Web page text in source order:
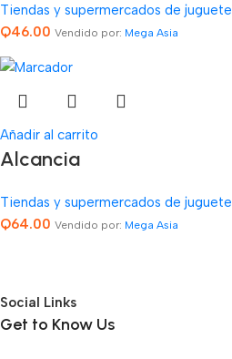
Tiendas y supermercados de juguete
Q46.00 Vendido por: Mega Asia
Añadir al carrito
Alcancia
Tiendas y supermercados de juguete
Q64.00 Vendido por: Mega Asia
Social Links
Get to Know Us